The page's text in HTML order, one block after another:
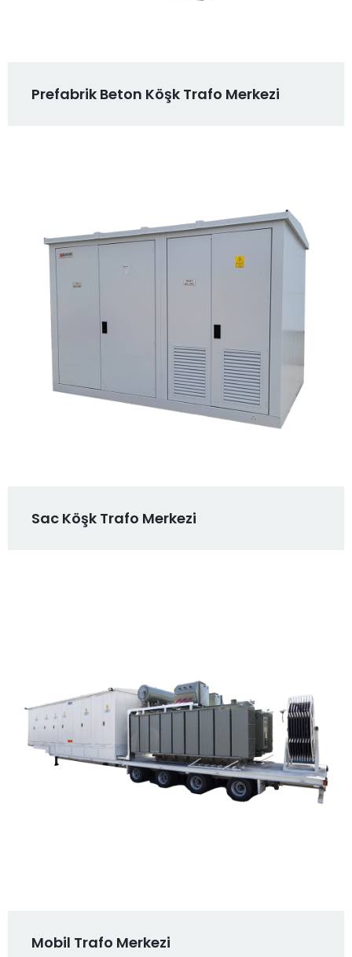
Prefabrik Beton Köşk Trafo Merkezi
Sac Köşk Trafo Merkezi
Mobil Trafo Merkezi